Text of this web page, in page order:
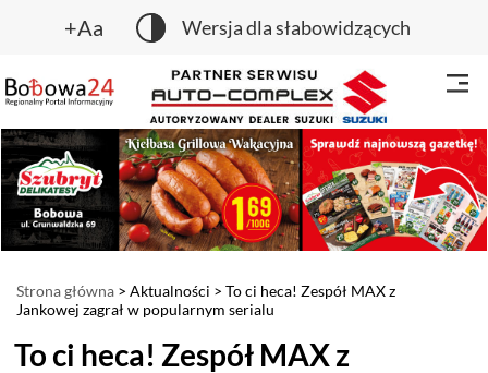
+Aa Wersja dla słabowidzących
Strona główna > Aktualności > To ci heca! Zespół MAX z
Jankowej zagrał w popularnym serialu
To ci heca! Zespół MAX z